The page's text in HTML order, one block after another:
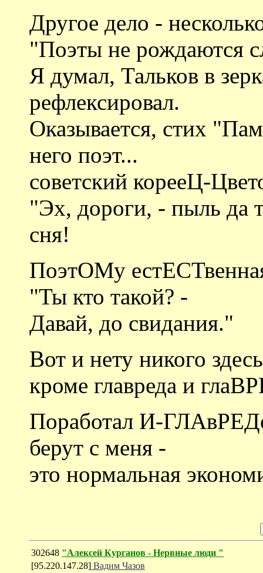
Другое дело -
"Поэты не рождаются
Я думал, Тальков в
рефлексировал.
Оказывается, стих
него поэт...
советский корееЦ-
"Эх, дороги, - пыль да
сня!
ПоэтОМу
"Ты кто такой? -
Давай, до свидания."
Вот и нету никого
кроме главреда и
Поработал И-
берут с меня -
это нормальная
302648 "Алексей Курганов - Нервные люди "
[95.220.147.28] Вадим Чазов